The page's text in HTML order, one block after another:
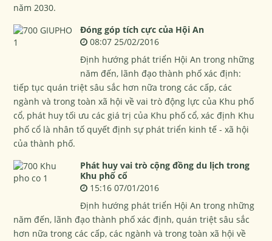
năm 2030.
Đóng góp tích cực của Hội An
08:07 25/02/2016
Định hướng phát triển Hội An trong những
năm đến, lãnh đạo thành phố xác định:
tiếp tục quán triệt sâu sắc hơn nữa trong các cấp, các
ngành và trong toàn xã hội về vai trò động lực của Khu phố
cổ, phát huy tối ưu các giá trị của Khu phố cổ, xác định Khu
phố cổ là nhân tố quyết định sự phát triển kinh tế - xã hội
của thành phố.
Phát huy vai trò cộng đồng du lịch trong
Khu phố cổ
15:16 07/01/2016
Định hướng phát triển Hội An trong những
năm đến, lãnh đạo thành phố xác định, quán triệt sâu sắc
hơn nữa trong các cấp, các ngành và trong toàn xã hội về